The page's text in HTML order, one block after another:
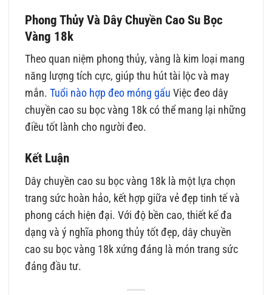
Phong Thủy Và Dây Chuyền Cao Su Bọc
Vàng 18k
Theo quan niệm phong thủy, vàng là kim loại mang
năng lượng tích cực, giúp thu hút tài lộc và may
mắn.Tuổi nào hợp đeo móng gấu Việc đeo dây
chuyền cao su bọc vàng 18k có thể mang lại những
điều tốt lành cho người đeo.
Kết Luận
Dây chuyền cao su bọc vàng 18k là một lựa chọn
trang sức hoàn hảo, kết hợp giữa vẻ đẹp tinh tế và
phong cách hiện đại. Với độ bền cao, thiết kế đa
dạng và ý nghĩa phong thủy tốt đẹp, dây chuyền
cao su bọc vàng 18k xứng đáng là món trang sức
đáng đầu tư.